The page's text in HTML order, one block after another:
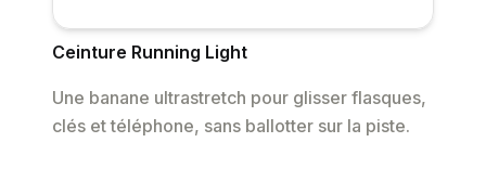
Ceinture Running Light
Une banane ultrastretch pour glisser flasques,
clés et téléphone, sans ballotter sur la piste.